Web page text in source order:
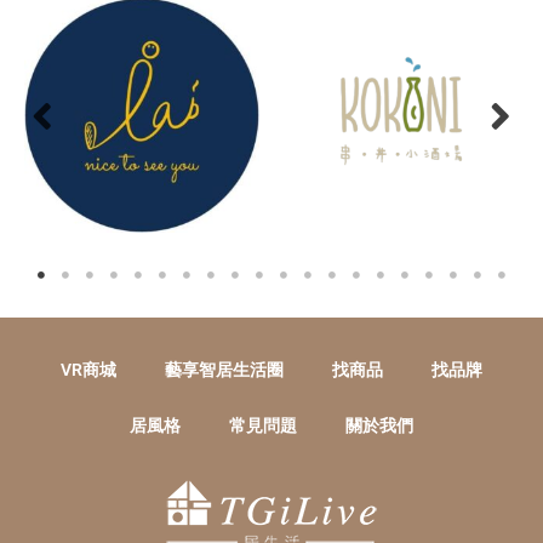
VR商城 藝享智居生活圈 找商品 找品牌
居風格 常見問題 關於我們